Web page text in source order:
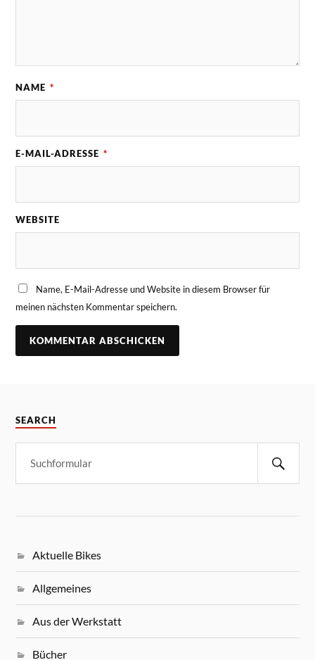
NAME *
E-MAIL-ADRESSE *
WEBSITE
Name, E-Mail-Adresse und Website in diesem Browser für
meinen nächsten Kommentar speichern.
SEARCH
Aktuelle Bikes
Allgemeines
Aus der Werkstatt
Bücher